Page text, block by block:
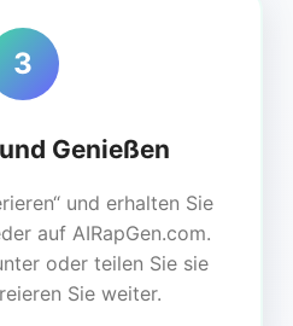
3
Genießen
und erhalten Sie
auf AIRapGen.com.
oder teilen Sie sie
Sie weiter.